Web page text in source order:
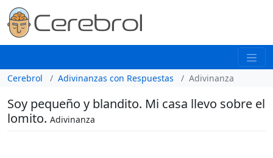
Cerebrol Adivinanzas con Respuestas Adivinanza
Soy pequeño y blandito. Mi casa llevo sobre el
lomito. Adivinanza